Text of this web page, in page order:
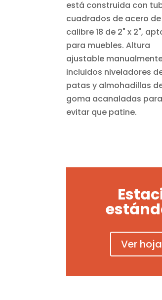
está construida con
cuadrados de acero de
calibre 18 de 2" x 2",
para muebles. Altura
ajustable
incluidos niveladores
patas y almohadillas
goma acanaladas para
evitar que patine.
Ver